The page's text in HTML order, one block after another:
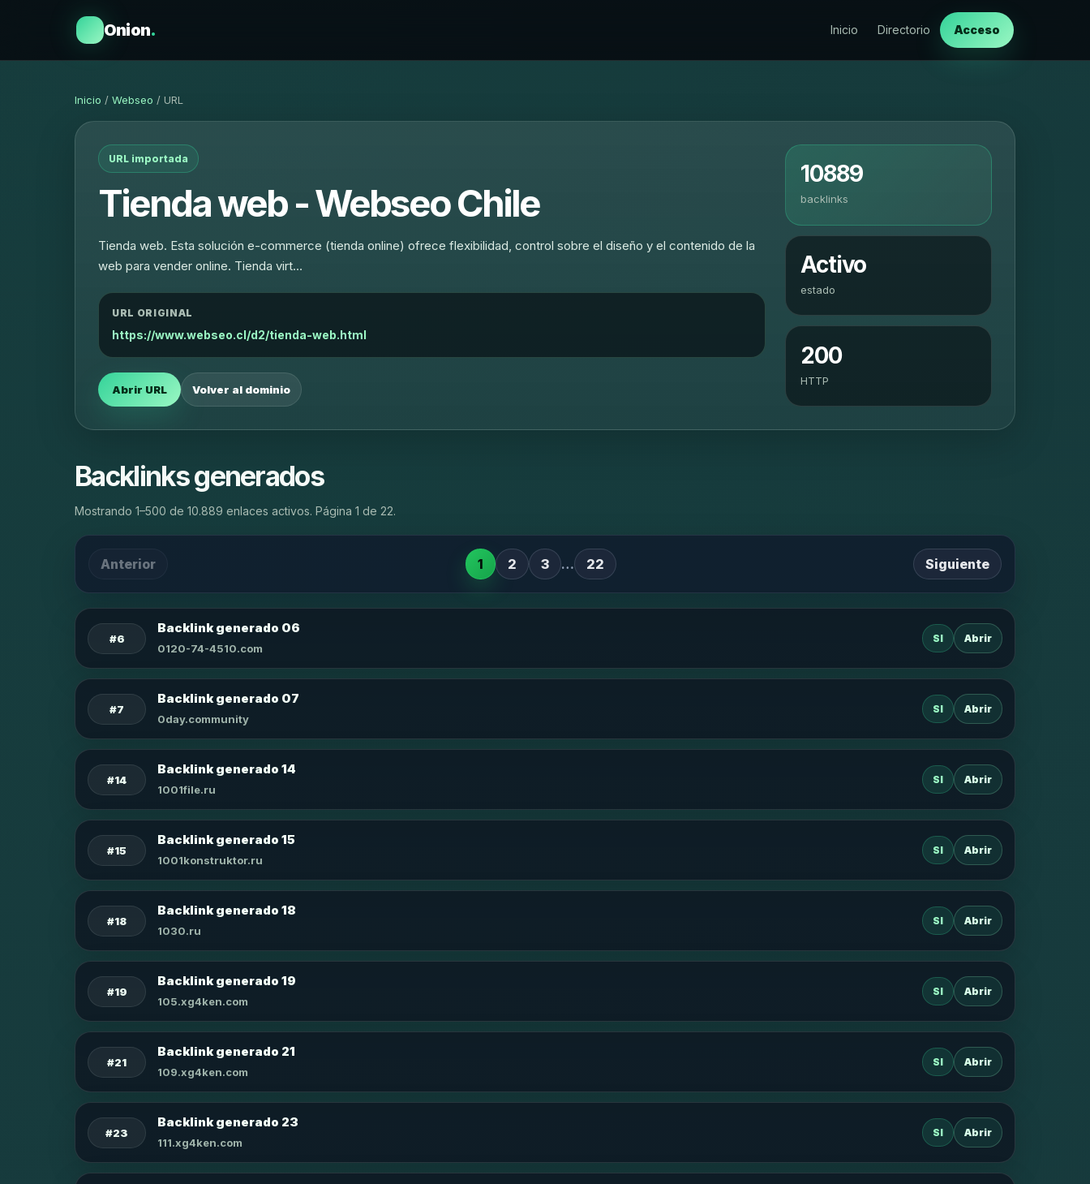
Onion. Inicio Directorio Acceso
Inicio / Webseo / URL
URL importada
Tienda web - Webseo Chile
Tienda web. Esta solución e-commerce (tienda online) ofrece flexibilidad, control sobre el diseño y el contenido de la
web para vender online. Tienda virt…
URL ORIGINAL
https://www.webseo.cl/d2/tienda-web.html
Abrir URL Volver al dominio
10889
backlinks
Activo
estado
200
HTTP
Backlinks generados
Mostrando 1–500 de 10.889 enlaces activos. Página 1 de 22.
Anterior 1 2 3 … 22 Siguiente
#6
Backlink generado 06
0120-74-4510.com
SI Abrir
#7
Backlink generado 07
0day.community
SI Abrir
#14
Backlink generado 14
1001file.ru
SI Abrir
#15
Backlink generado 15
1001konstruktor.ru
SI Abrir
#18
Backlink generado 18
1030.ru
SI Abrir
#19
Backlink generado 19
105.xg4ken.com
SI Abrir
#21
Backlink generado 21
109.xg4ken.com
SI Abrir
#23
Backlink generado 23
111.xg4ken.com
SI Abrir